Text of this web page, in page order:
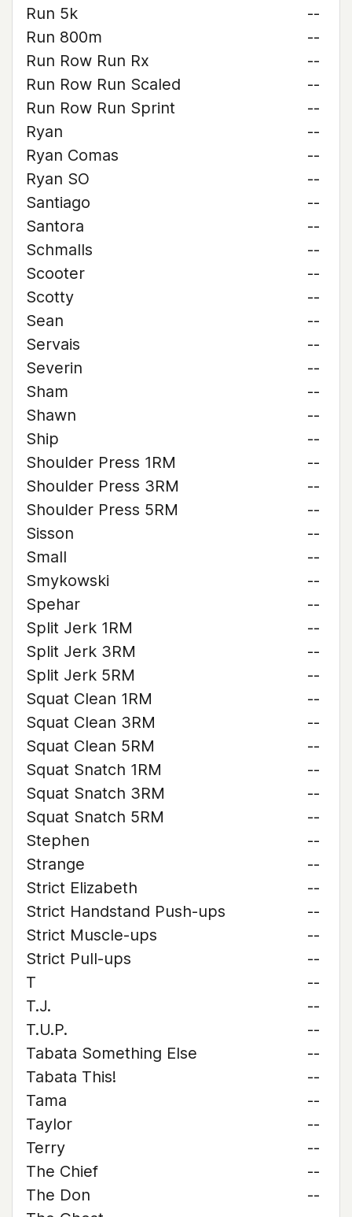
Run 5k
--
Run 800m
--
Run Row Run Rx
--
Run Row Run Scaled
--
Run Row Run Sprint
--
Ryan
--
Ryan Comas
--
Ryan SO
--
Santiago
--
Santora
--
Schmalls
--
Scooter
--
Scotty
--
Sean
--
Servais
--
Severin
--
Sham
--
Shawn
--
Ship
--
Shoulder Press 1RM
--
Shoulder Press 3RM
--
Shoulder Press 5RM
--
Sisson
--
Small
--
Smykowski
--
Spehar
--
Split Jerk 1RM
--
Split Jerk 3RM
--
Split Jerk 5RM
--
Squat Clean 1RM
--
Squat Clean 3RM
--
Squat Clean 5RM
--
Squat Snatch 1RM
--
Squat Snatch 3RM
--
Squat Snatch 5RM
--
Stephen
--
Strange
--
Strict Elizabeth
--
Strict Handstand Push-ups
--
Strict Muscle-ups
--
Strict Pull-ups
--
T
--
T.J.
--
T.U.P.
--
Tabata Something Else
--
Tabata This!
--
Tama
--
Taylor
--
Terry
--
The Chief
--
The Don
--